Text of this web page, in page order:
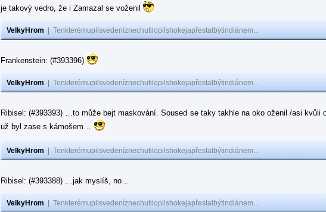
je takový vedro, že i Zamazal se voženil
VelkyHrom Tenkterémupilsvedeníznechutilopilshokejapřestalbýtindiánem...
Frankenstein: (#393396)
VelkyHrom Tenkterémupilsvedeníznechutilopilshokejapřestalbýtindiánem...
Ribisel: (#393393) …to může bejt maskování. Soused se taky takhle na oko oženil /asi
už byl zase s kámošem…
VelkyHrom Tenkterémupilsvedeníznechutilopilshokejapřestalbýtindiánem...
Ribisel: (#393388) …jak myslíš, no…
VelkyHrom Tenkterémupilsvedeníznechutilopilshokejapřestalbýtindiánem...